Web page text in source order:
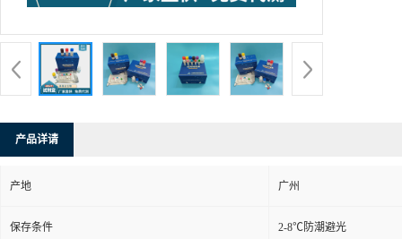
产品详请
产地 广州
保存条件 2-8℃防潮避光